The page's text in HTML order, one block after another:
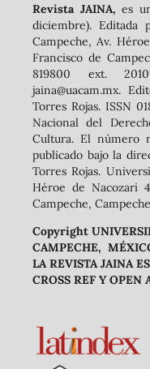
Revista JAINA,es
diciembre). Editada
Campeche, Av.
Francisco de
819800 ext.
jaina@uacam.mx.
Torres Rojas. ISSN
Nacional del
Cultura. El número
publicado bajo la
Torres Rojas.
Héroe de Nacozari
Campeche,
Copyright
CAMPECHE,
LA REVISTA JAINA
CROSS REF Y OPEN